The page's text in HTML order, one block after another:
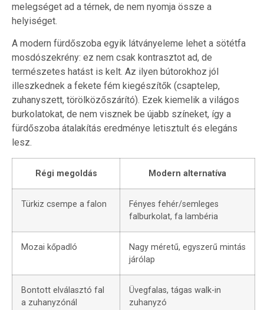
melegséget ad a térnek, de nem nyomja össze a
helyiséget.
A modern fürdőszoba egyik látványeleme lehet a sötétfa
mosdószekrény: ez nem csak kontrasztot ad, de
természetes hatást is kelt. Az ilyen bútorokhoz jól
illeszkednek a fekete fém kiegészítők (csaptelep,
zuhanyszett, törölközőszárító). Ezek kiemelik a világos
burkolatokat, de nem visznek be újabb színeket, így a
fürdőszoba átalakítás eredménye letisztult és elegáns
lesz.
Régi megoldás Modern alternatíva
Türkiz csempe a falon
Fényes fehér/semleges
falburkolat, fa lambéria
Mozai kőpadló
Nagy méretű, egyszerű mintás
járólap
Bontott elválasztó fal
a zuhanyzónál
Üvegfalas, tágas walk-in
zuhanyzó